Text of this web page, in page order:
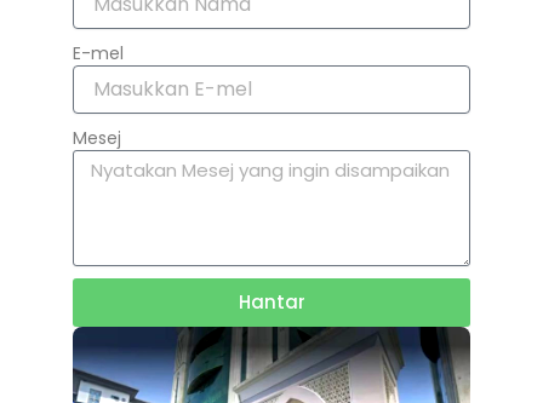
E-mel
Mesej
Hantar